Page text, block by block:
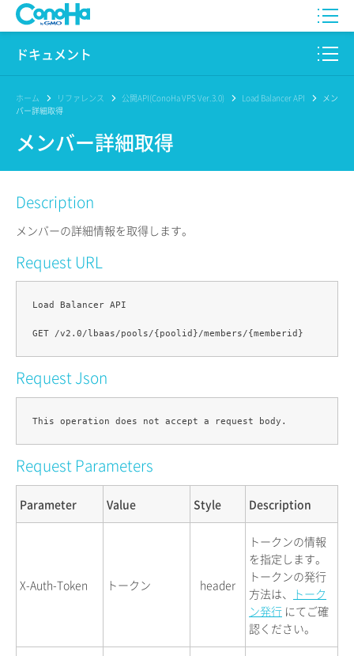
WING
Pencil
サービス一覧
サポート
ドキュメント
このサイトについて
プロダクト
リファレンス
リリースノート
ホーム リファレンス 公開API(ConoHa VPS Ver.3.0) Load Balancer API
メン
バー詳細取得
メンバー詳細取得
Description
メンバーの詳細情報を取得します。
Request URL
Load Balancer API
Request Json
Request Parameters
Parameter Value Style Description
X-Auth-Token トークン header
トークンの情報
を指定します。
トークンの発行
方法は、
トーク
ン発行 にてご確
認ください。